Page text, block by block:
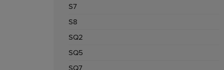
S7
S8
SQ2
SQ5
SQ7